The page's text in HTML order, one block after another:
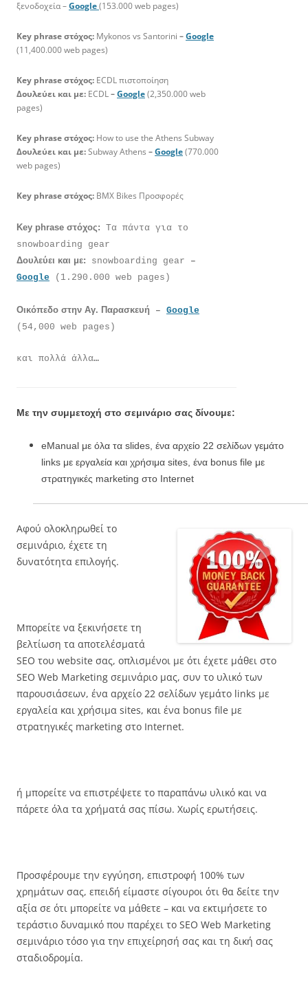
ξενοδοχεία –Google(153.000 web pages)
Key phrase στόχος: Mykonos vs Santorini –Google
(11,400.000 web pages)
Key phrase στόχος: ECDL πιστοποίηση
Δουλεύει και με: ECDL–Google(2,350.000 web
pages)
Key phrase στόχος: How to use the Athens Subway
Δουλεύει και με:Subway Athens –Google(770.000
web pages)
Key phrase στόχος: BMX Bikes Προσφορές
Key phrase στόχος: Τα πάντα για το
snowboarding gear
Δουλεύει και με:
snowboarding gear –
Google (1.290.000 web pages)
Οικόπεδο στην Αγ. Παρασκευή – Google
(54,000 web pages)
και πολλά άλλα…
Με την συμμετοχή στο σεμινάριο σας δίνουμε:
eManual με όλα τα slides, ένα αρχείο 22 σελίδων γεμάτο
links με εργαλεία και χρήσιμα sites, ένα bonus file με
στρατηγικές marketing στο Internet
Αφού ολοκληρωθεί το
σεμινάριο, έχετε τη
δυνατότητα επιλογής.
Μπορείτε να ξεκινήσετε τη
βελτίωση τα αποτελέσματά
SEO του website σας, οπλισμένοι με ότι έχετε μάθει στο
SEO Web Marketing σεμινάριο μας, συν το υλικό των
παρουσιάσεων, ένα αρχείο 22 σελίδων γεμάτο links με
εργαλεία και χρήσιμα sites, και ένα bonus file με
στρατηγικές marketing στο Internet.
ή μπορείτε να επιστρέψετε το παραπάνω υλικό και να
πάρετε όλα τα χρήματά σας πίσω. Χωρίς ερωτήσεις.
Προσφέρουμε την εγγύηση, επιστροφή 100% των
χρημάτων σας, επειδή είμαστε σίγουροι ότι θα δείτε την
αξία σε ότι μπορείτε να μάθετε – και να εκτιμήσετε το
τεράστιο δυναμικό που παρέχει το SEO Web Marketing
σεμινάριο τόσο για την επιχείρησή σας και τη δική σας
σταδιοδρομία.